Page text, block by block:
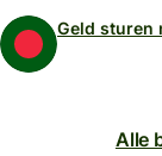
Geld sturen
Alle